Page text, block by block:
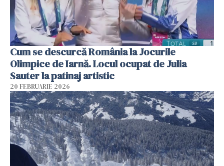
Cum se descurcă România la Jocurile
Olimpice de Iarnă. Locul ocupat de Julia
Sauter la patinaj artistic
20 FEBRUARIE 2026